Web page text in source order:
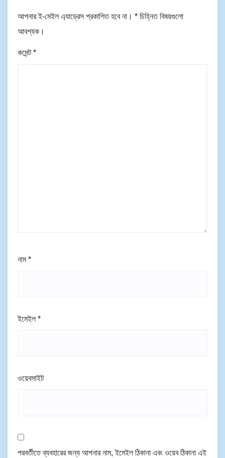
আপনার ই-মেইল এ্যাড্রেস প্রকাশিত হবে না। * চিহ্নিত বিষয়গুলো
আবশ্যক।
কমেন্ট*
নাম*
ইমেইল *
ওয়েবসাইট
পরবর্তীতে ব্যবহারের জন্য আপনার নাম, ইমেইল ঠিকানা এবং ওয়েব ঠিকানা এই